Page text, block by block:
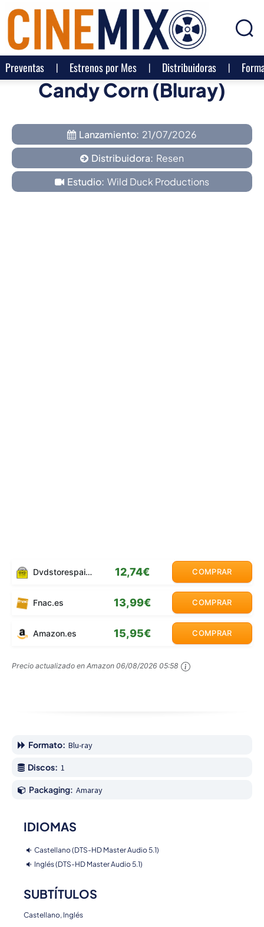
Preventas Estrenos por Mes Distribuidoras
Candy Corn (Bluray)
Lanzamiento: 21/07/2026
Distribuidora: Resen
Estudio: Wild Duck Productions
Dvdstorespain.es 12,74€ COMPRAR
Fnac.es 13,99€ COMPRAR
Amazon.es 15,95€ COMPRAR
Precio actualizado en Amazon 06/08/2026 05:58
Formato: Blu-ray
Discos: 1
Packaging: Amaray
IDIOMAS
Castellano (DTS-HD Master Audio 5.1)
Inglés (DTS-HD Master Audio 5.1)
SUBTÍTULOS
Castellano, Inglés